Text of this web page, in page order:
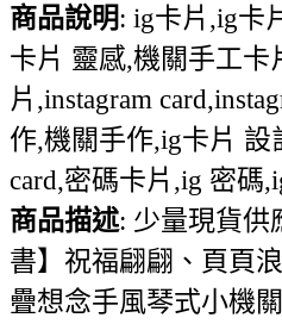
商品說明: ig卡片,ig卡
卡片 靈感,機關手工卡
片,instagram
作,機關手作,ig卡片 設
card,密碼卡片,ig 密碼
商品描述: 少量現貨供
書】祝福翩翩、頁頁
疊想念手風琴式小機